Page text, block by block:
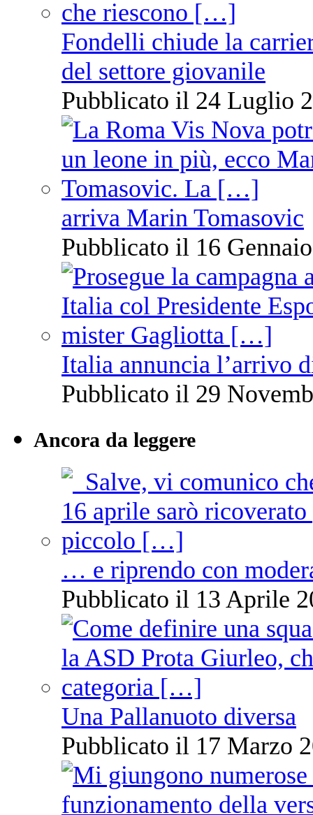
Fondelli chiude la
del settore giovanile
Pubblicato il 24 Luglio
arriva Marin Tomasovic
Pubblicato il 16
Italia annuncia l’arrivo
Pubblicato il 29
Ancora da leggere
… e riprendo con
Pubblicato il 13 Aprile
Una Pallanuoto diversa
Pubblicato il 17 Marzo